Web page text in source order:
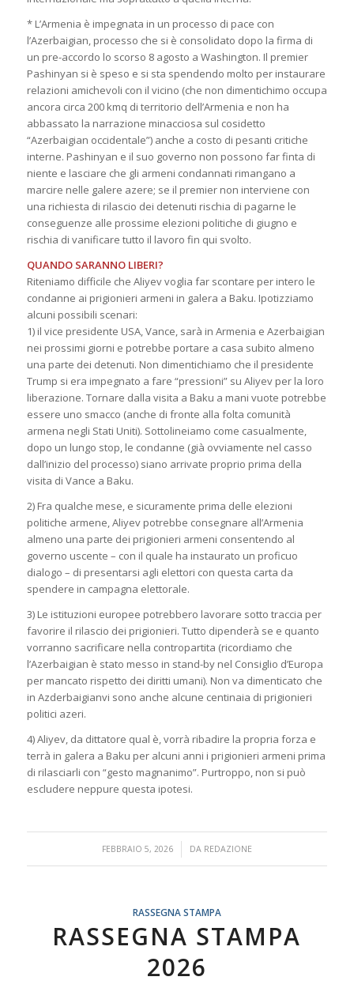
* L’Armenia è impegnata in un processo di pace con
l’Azerbaigian, processo che si è consolidato dopo la firma di
un pre-accordo lo scorso 8 agosto a Washington. Il premier
Pashinyan si è speso e si sta spendendo molto per instaurare
relazioni amichevoli con il vicino (che non dimentichimo occupa
ancora circa 200 kmq di territorio dell’Armenia e non ha
abbassato la narrazione minacciosa sul cosidetto
“Azerbaigian occidentale”) anche a costo di pesanti critiche
interne. Pashinyan e il suo governo non possono far finta di
niente e lasciare che gli armeni condannati rimangano a
marcire nelle galere azere; se il premier non interviene con
una richiesta di rilascio dei detenuti rischia di pagarne le
conseguenze alle prossime elezioni politiche di giugno e
rischia di vanificare tutto il lavoro fin qui svolto.
QUANDO SARANNO LIBERI?
Riteniamo difficile che Aliyev voglia far scontare per intero le
condanne ai prigionieri armeni in galera a Baku. Ipotizziamo
alcuni possibili scenari:
1) il vice presidente USA, Vance, sarà in Armenia e Azerbaigian
nei prossimi giorni e potrebbe portare a casa subito almeno
una parte dei detenuti. Non dimentichiamo che il presidente
Trump si era impegnato a fare “pressioni” su Aliyev per la loro
liberazione. Tornare dalla visita a Baku a mani vuote potrebbe
essere uno smacco (anche di fronte alla folta comunità
armena negli Stati Uniti). Sottolineiamo come casualmente,
dopo un lungo stop, le condanne (già ovviamente nel casso
dall’inizio del processo) siano arrivate proprio prima della
visita di Vance a Baku.
2) Fra qualche mese, e sicuramente prima delle elezioni
politiche armene, Aliyev potrebbe consegnare all’Armenia
almeno una parte dei prigionieri armeni consentendo al
governo uscente – con il quale ha instaurato un proficuo
dialogo – di presentarsi agli elettori con questa carta da
spendere in campagna elettorale.
3) Le istituzioni europee potrebbero lavorare sotto traccia per
favorire il rilascio dei prigionieri. Tutto dipenderà se e quanto
vorranno sacrificare nella contropartita (ricordiamo che
l’Azerbaigian è stato messo in stand-by nel Consiglio d’Europa
per mancato rispetto dei diritti umani). Non va dimenticato che
in Azderbaigianvi sono anche alcune centinaia di prigionieri
politici azeri.
4) Aliyev, da dittatore qual è, vorrà ribadire la propria forza e
terrà in galera a Baku per alcuni anni i prigionieri armeni prima
di rilasciarli con “gesto magnanimo”. Purtroppo, non si può
escludere neppure questa ipotesi.
FEBBRAIO 5, 2026
/ DA REDAZIONE
RASSEGNA STAMPA
RASSEGNA STAMPA
2026